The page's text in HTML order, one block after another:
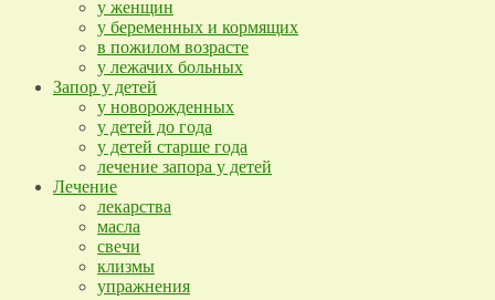
у женщин
у беременных и кормящих
в пожилом возрасте
у лежачих больных
Запор у детей
у новорожденных
у детей до года
у детей старше года
лечение запора у детей
Лечение
лекарства
масла
свечи
клизмы
упражнения